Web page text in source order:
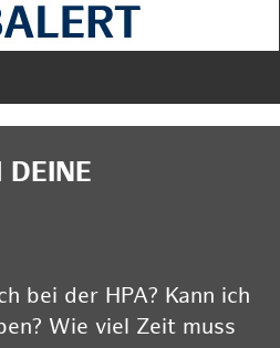
DEINE
bei der HPA? Kann ich
Wie viel Zeit muss